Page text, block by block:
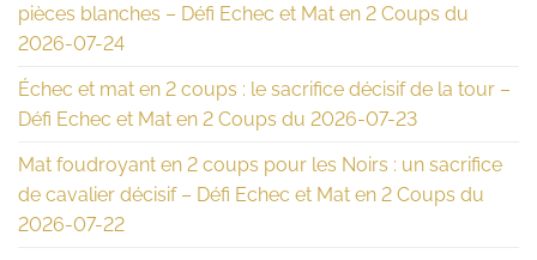
pièces blanches – Défi Echec et Mat en 2 Coups du
2026-07-24
Échec et mat en 2 coups : le sacrifice décisif de la tour –
Défi Echec et Mat en 2 Coups du 2026-07-23
Mat foudroyant en 2 coups pour les Noirs : un sacrifice
de cavalier décisif – Défi Echec et Mat en 2 Coups du
2026-07-22